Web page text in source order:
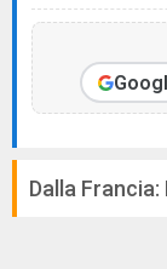
Dalla